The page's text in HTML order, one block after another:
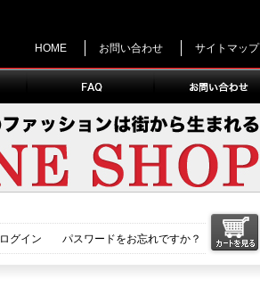
HOME お問い合わせ サイトマップ
ログイン パスワードをお忘れですか？